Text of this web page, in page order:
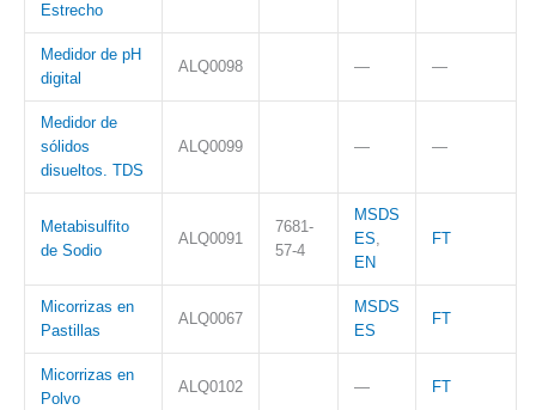
Estrecho
Medidor de pH
digital
ALQ0098 — —
Medidor de
sólidos
disueltos. TDS
ALQ0099 — —
Metabisulfito
de Sodio
ALQ0091
7681-
57-4
MSDS
ES,
EN
FT
Micorrizas en
Pastillas
ALQ0067
MSDS
ES
FT
Micorrizas en
Polvo
ALQ0102 — FT